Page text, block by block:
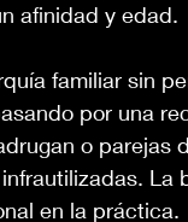
afinidad y edad.
familiar sin
por una
o parejas
La
en la práctica.